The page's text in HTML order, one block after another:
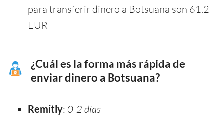
para transferir dinero a Botsuana son 61.2
EUR
¿Cuál es la forma más rápida de
enviar dinero a Botsuana?
Remitly: 0-2 días